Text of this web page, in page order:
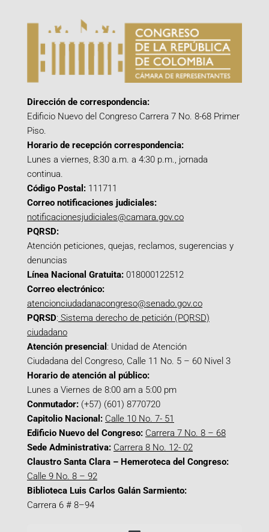
Dirección de correspondencia:
Edificio Nuevo del Congreso Carrera 7 No. 8-68 Primer
Piso.
Horario de recepción correspondencia:
Lunes a viernes, 8:30 a.m. a 4:30 p.m., jornada
continua.
Código Postal: 111711
Correo notificaciones judiciales:
notificacionesjudiciales@camara.gov.co
PQRSD:
Atención peticiones, quejas, reclamos, sugerencias y
denuncias
Línea Nacional Gratuita: 018000122512
Correo electrónico:
atencionciudadanacongreso@senado.gov.co
PQRSD: Sistema derecho de petición (PQRSD)
ciudadano
Atención presencial : Unidad de Atención
Ciudadana del Congreso, Calle 11 No. 5 – 60 Nivel 3
Horario de atención al público:
Lunes a Viernes de 8:00 am a 5:00 pm
Conmutador: (+57) (601) 8770720
Capitolio Nacional: Calle 10 No. 7- 51
Edificio Nuevo del Congreso: Carrera 7 No. 8 – 68
Sede Administrativa: Carrera 8 No. 12- 02
Claustro Santa Clara – Hemeroteca del Congreso:
Calle 9 No. 8 – 92
Biblioteca Luis Carlos Galán Sarmiento:
Carrera 6 # 8–94